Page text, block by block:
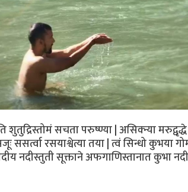
सचता परुष्ण्या | असिक्न्या मरुद्वृद्धे
ससर्त्वा रसयाश्वेत्या तया | त्वं सिन्धो कुभया
नदीस्तुती सूक्ताने अफगाणिस्तानात कुभा